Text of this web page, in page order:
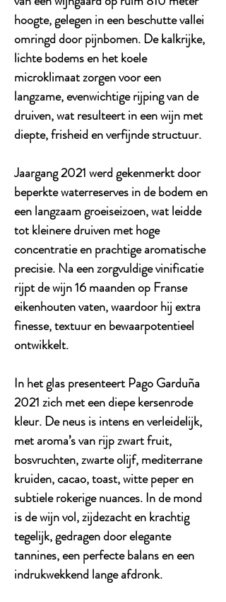
hoogte, gelegen in een beschutte vallei
omringd door pijnbomen. De kalkrijke,
lichte bodems en het koele
microklimaat zorgen voor een
langzame, evenwichtige rijping van de
druiven, wat resulteert in een wijn met
diepte, frisheid en verfijnde structuur.
Jaargang 2021 werd gekenmerkt door
beperkte waterreserves in de bodem en
een langzaam groeiseizoen, wat leidde
tot kleinere druiven met hoge
concentratie en prachtige aromatische
precisie. Na een zorgvuldige vinificatie
rijpt de wijn16 maanden op Franse
eikenhouten vaten, waardoor hij extra
finesse, textuur en bewaarpotentieel
ontwikkelt.
In het glas presenteert Pago Garduña
2021 zich met een diepe kersenrode
kleur. De neus is intens en verleidelijk,
met aroma’s van rijp zwart fruit,
bosvruchten, zwarte olijf, mediterrane
kruiden, cacao, toast, witte peper en
subtiele rokerige nuances. In de mond
is de wijn vol, zijdezacht en krachtig
tegelijk, gedragen door elegante
tannines, een perfecte balans en een
indrukwekkend lange afdronk.